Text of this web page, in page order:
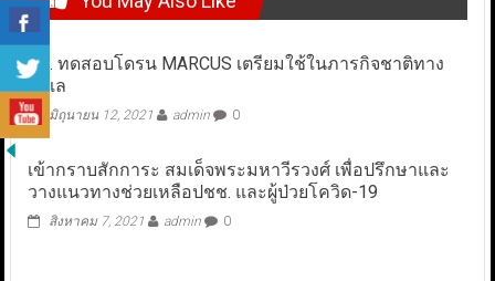
ทร. ทดสอบโดรน MARCUS เตรียมใช้ในภารกิจชาติทาง
ทะเล
มิถุนายน 12, 2021 admin 0
เข้ากราบสักการะ สมเด็จพระมหาวีรวงศ์ เพื่อปรึกษาและ
วางแนวทางช่วยเหลือปชช. และผู้ป่วยโควิด-19
สิงหาคม 7, 2021 admin 0